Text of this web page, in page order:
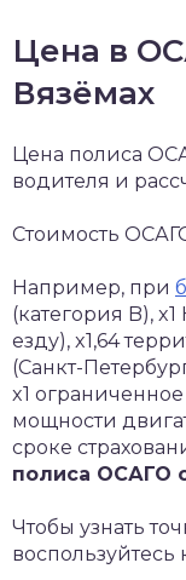
Цена в
Вязёмах
Цена полиса
водителя и
Стоимость
Например, при
(категория B),
езду), x1,64
(Санкт-
x1
мощности
сроке
полиса ОСАГО
Чтобы узнать